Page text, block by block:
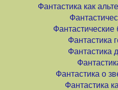
Фантастика как
Фантастика
Фантастика
Фантастика о
Фантастика